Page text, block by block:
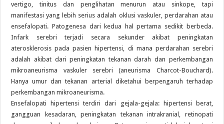
vertigo, tinitus dan penglihatan menurun atau sinkope, tapi
manifestasi yang lebih serius adalah oklusi vaskuler, perdarahan atau
ensefalopati. Patogenesa dari kedua hal pertama sedikit berbeda.
Infark serebri terjadi secara sekunder akibat peningkatan
aterosklerosis pada pasien hipertensi, di mana perdarahan serebri
adalah akibat dari peningkatan tekanan darah dan perkembangan
mikroaneurisma vaskuler serebri (aneurisma Charcot-Bouchard).
Hanya umur dan tekanan arterial diketahui berpengaruh terhadap
perkembangan mikroaneurisma.
Ensefalopati hipertensi terdiri dari gejala-gejala: hipertensi berat,
gangguan kesadaran, peningkatan tekanan intrakranial, retinopati